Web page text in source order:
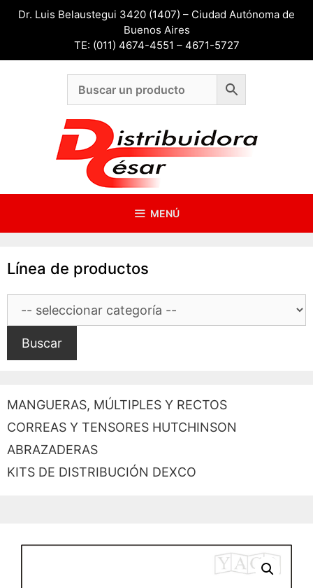
SaltarDr. Luis Belaustegui 3420 (1407) – Ciudad Autónoma de
Buenos Aires
TE: (011) 4674-4551 – 4671-5727
MENÚ
Línea de productos
Buscar
MANGUERAS, MÚLTIPLES Y RECTOS
CORREAS Y TENSORES HUTCHINSON
ABRAZADERAS
KITS DE DISTRIBUCIÓN DEXCO